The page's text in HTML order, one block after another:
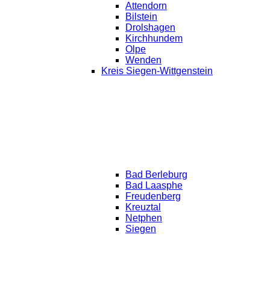
Attendorn
Bilstein
Drolshagen
Kirchhundem
Olpe
Wenden
Kreis Siegen-Wittgenstein
Bad Berleburg
Bad Laasphe
Freudenberg
Kreuztal
Netphen
Siegen